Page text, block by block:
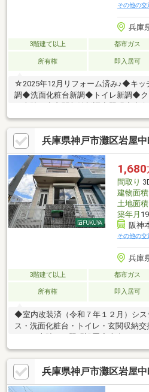
その他の交
兵庫
3階建て以上 都市ガス
所有権 即入居可
☆2025年12月リフォーム済み♪◆キ
調◆洗面化粧台新調◆トイレ新調◆ク
屋♪※接道 南道路：二項道路（私道
4分◆JR東海道本線摩耶駅まで徒歩9
◆◇私たちは神戸・西宮・明石エリア
です。ラジオ・TV CM「サンテレビ
「kissFM kobe」にてラジオCMを放
ます！圧倒的な広告量でより早く高く
兵庫県神戸市灘区岩屋
1,680
間取り
建物面積
土地面積
築年月
阪神
その他の交
兵庫
3階建て以上 都市ガス
所有権 即入居可
◆室内改装済（令和７年１２月）シ
ス・洗面化粧台・トイレ・玄関収納交
タイル上貼り、照明設置◆南向きに
状況 南道路：二項道路（私道）。セ
兵庫県神戸市灘区岩屋